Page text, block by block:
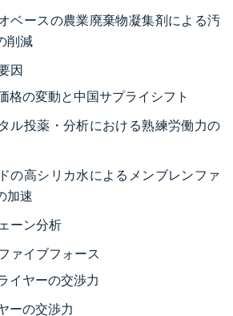
ベースの農業廃棄物凝集剤による汚
削減
因
格の変動と中国サプライシフト
ル投薬・分析における熟練労働力の
の高シリカ水によるメンブレンファ
加速
ーン分析
ァイブフォース
イヤーの交渉力
ーの交渉力